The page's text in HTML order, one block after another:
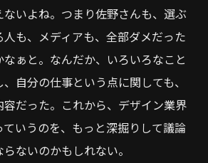
いよね。つまり佐野さんも、選ぶ
も、メディアも、全部ダメだった
ぁと。なんだか、いろいろなこと
自分の仕事という点に関しても、
だった。これから、デザイン業界
いうのを、もっと深掘りして議論
ないのかもしれない。